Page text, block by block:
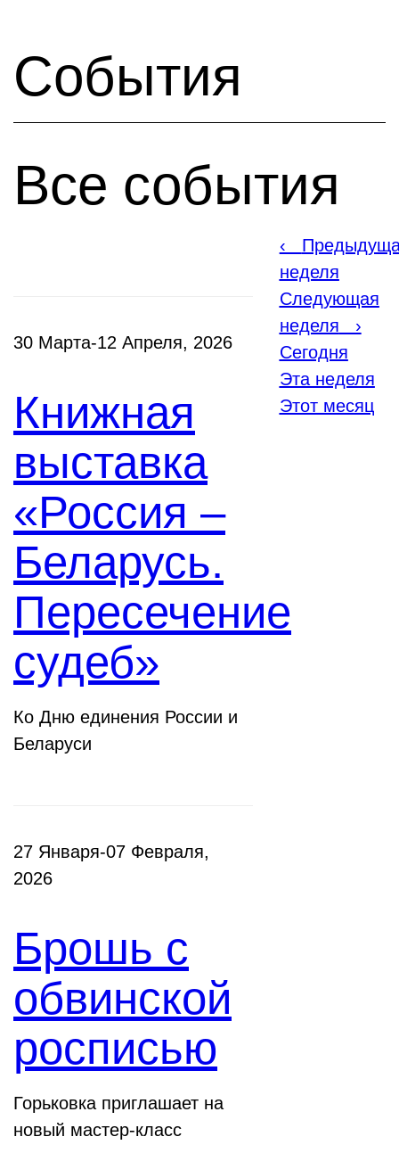
События
Все события
30 Марта-12 Апреля, 2026
Книжная
выставка
«Россия –
Беларусь.
Пересечение
судеб»
Ко Дню единения России и
Беларуси
27 Января-07 Февраля,
2026
Брошь с
обвинской
росписью
Горьковка приглашает на
новый мастер-класс
‹
неделя
Следующая
неделя ›
Сегодня
Эта неделя
Этот месяц